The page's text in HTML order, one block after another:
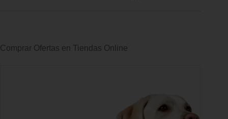
Comprar Ofertas en Tiendas Online